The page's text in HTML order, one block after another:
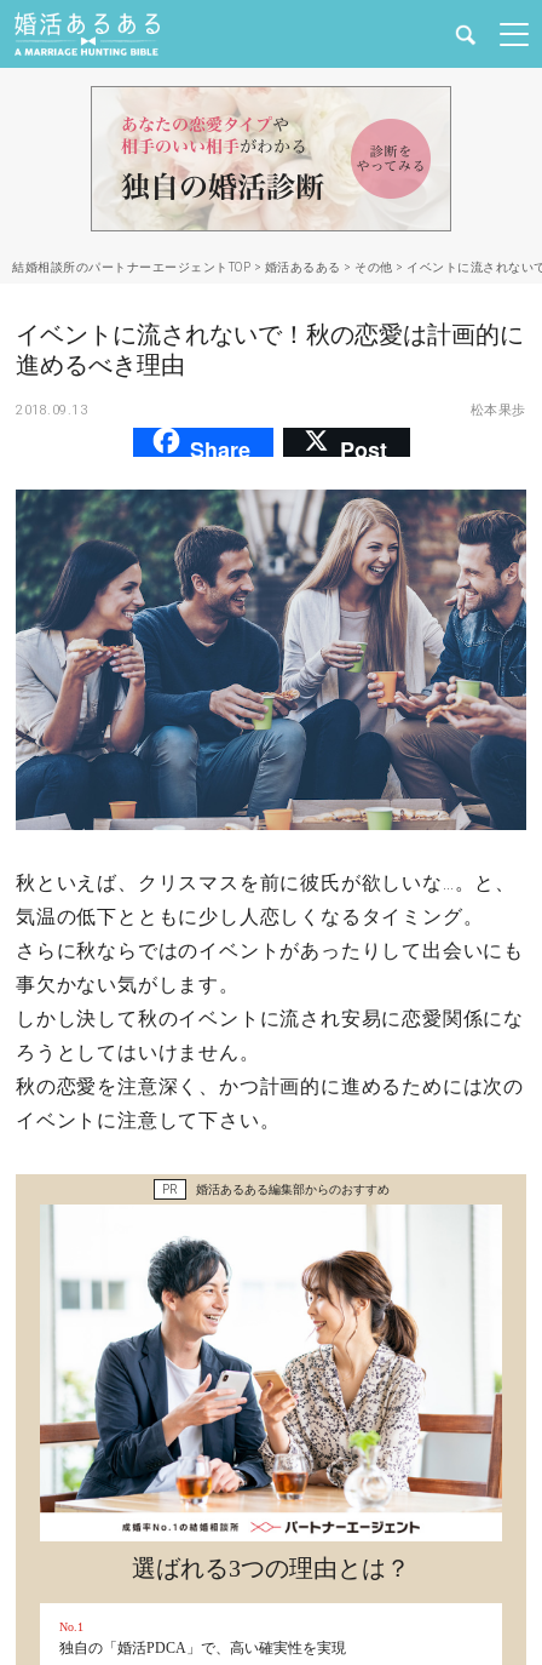
合コン・街コン
マッチングアプリ
あるある
その他
ドキドキ
仕事とキャリア
特集
ファッション・美容
グルメ
趣味・旅行
セックスライフ
心の処方箋
カルチャー・トレンド・芸能
驚き
結婚相談所のパートナーエージェントTOP > 婚活あるある > その他 > イベントに流されない
イベントに流されないで！秋の恋愛は計画的に
進めるべき理由
2018.09.13 松本果歩
Share Post
秋といえば、クリスマスを前に彼氏が欲しいな…。と、
気温の低下とともに少し人恋しくなるタイミング。
さらに秋ならではのイベントがあったりして出会いにも
事欠かない気がします。
しかし決して秋のイベントに流され安易に恋愛関係にな
ろうとしてはいけません。
秋の恋愛を注意深く、かつ計画的に進めるためには次の
イベントに注意して下さい。
PR 婚活あるある編集部からのおすすめ
選ばれる3つの理由とは？
No.1
独自の「婚活PDCA」で、高い確実性を実現